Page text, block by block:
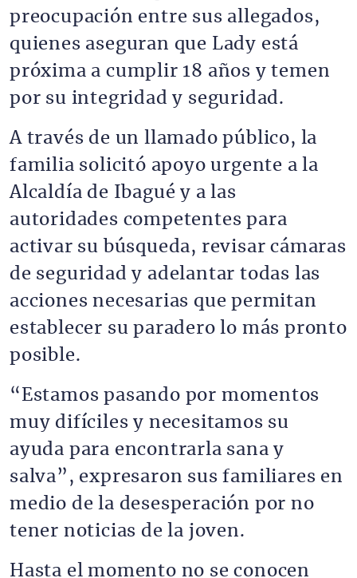
preocupación entre sus allegados,
quienes aseguran que Lady está
próxima a cumplir 18 años y temen
por su integridad y seguridad.
A través de un llamado público, la
familia solicitó apoyo urgente a la
Alcaldía de Ibagué y a las
autoridades competentes para
activar su búsqueda, revisar cámaras
de seguridad y adelantar todas las
acciones necesarias que permitan
establecer su paradero lo más pronto
posible.
“Estamos pasando por momentos
muy difíciles y necesitamos su
ayuda para encontrarla sana y
salva”, expresaron sus familiares en
medio de la desesperación por no
tener noticias de la joven.
Hasta el momento no se conocen